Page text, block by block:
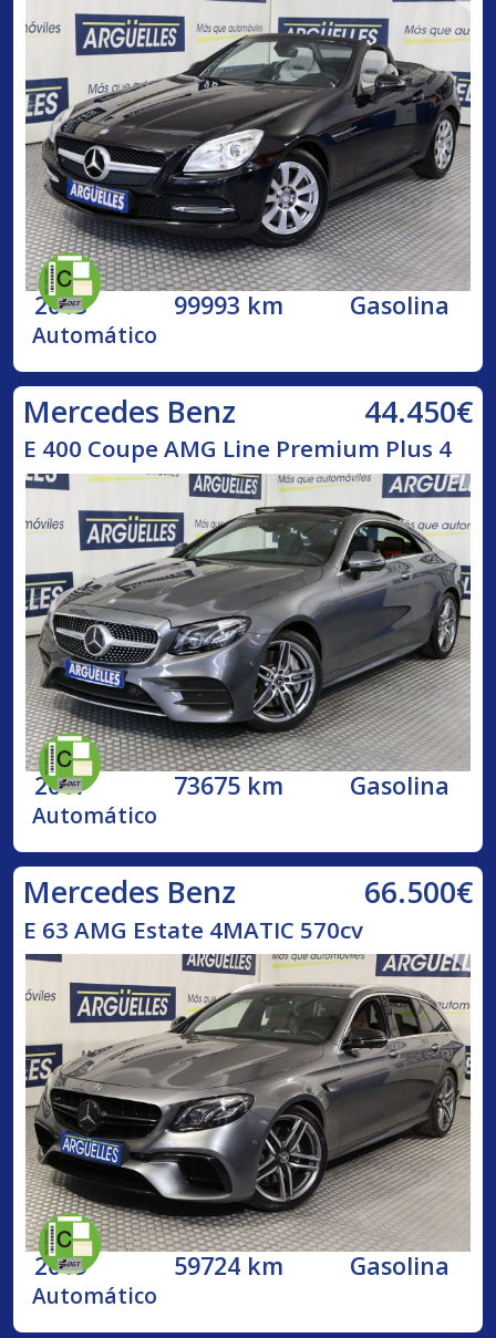
2013 99993 km Gasolina
Automático
Mercedes Benz 44.450€
E 400 Coupe AMG Line Premium Plus 4
2017 73675 km Gasolina
Automático
Mercedes Benz 66.500€
E 63 AMG Estate 4MATIC 570cv
2019 59724 km Gasolina
Automático